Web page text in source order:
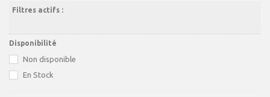
Filtres actifs :
Disponibilité
Non disponible
En Stock